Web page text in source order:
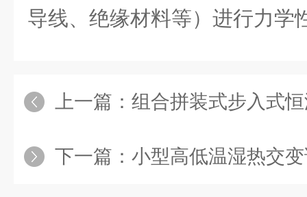
导线、绝缘材料等）进行力学
上一篇： 组合拼装式步入式恒
下一篇： 小型高低温湿热交变试验